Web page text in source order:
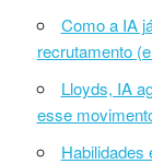
Como a IA
recrutamento
Lloyds, IA
esse
Habilidades